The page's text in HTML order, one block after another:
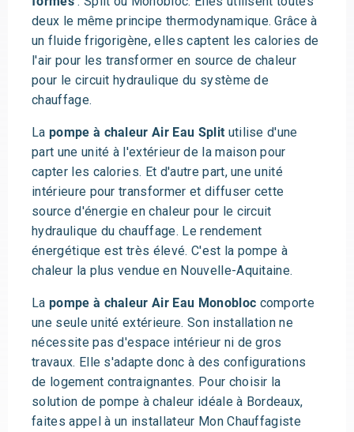
deux le même principe thermodynamique. Grâce à
un fluide frigorigène, elles captent les calories de
l'air pour les transformer en source de chaleur
pour le circuit hydraulique du système de
chauffage.
La pompe à chaleur Air Eau Split utilise d'une
part une unité à l'extérieur de la maison pour
capter les calories. Et d'autre part, une unité
intérieure pour transformer et diffuser cette
source d'énergie en chaleur pour le circuit
hydraulique du chauffage. Le rendement
énergétique est très élevé. C'est la pompe à
chaleur la plus vendue en Nouvelle-Aquitaine.
La pompe à chaleur Air Eau Monobloc comporte
une seule unité extérieure. Son installation ne
nécessite pas d'espace intérieur ni de gros
travaux. Elle s'adapte donc à des configurations
de logement contraignantes. Pour choisir la
solution de pompe à chaleur idéale à Bordeaux,
faites appel à un installateur Mon Chauffagiste